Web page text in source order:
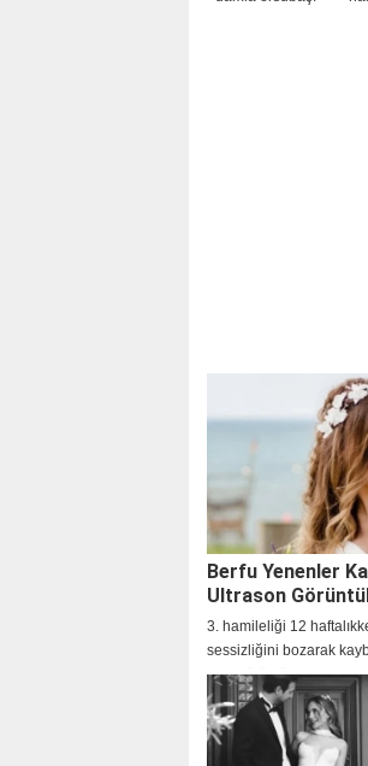
Berfu Yenenler
Ultrason
3. hamileliği 12
sessizliğini bozarak
atışı görüntülerini